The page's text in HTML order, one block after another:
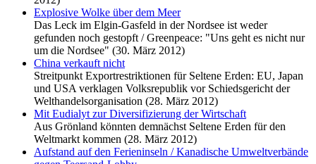
Explosive Wolke über dem Meer
Das Leck im Elgin-Gasfeld in der Nordsee ist weder
gefunden noch gestopft / Greenpeace: "Uns geht es nicht nur
um die Nordsee" (30. März 2012)
China verkauft nicht
Streitpunkt Exportrestriktionen für Seltene Erden: EU, Japan
und USA verklagen Volksrepublik vor Schiedsgericht der
Welthandelsorganisation (28. März 2012)
Mit Eudialyt zur Diversifizierung der Wirtschaft
Aus Grönland könnten demnächst Seltene Erden für den
Weltmarkt kommen (28. März 2012)
Aufstand auf den Ferieninseln / Kanadische Umweltverbände